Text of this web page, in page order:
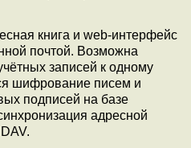
книга и web-интерфейс
почтой. Возможна
записей к одному
шифрование писем и
подписей на базе
адресной